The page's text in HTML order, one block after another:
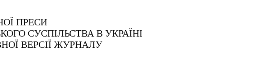
ПРЕСИ
СУСПІЛЬСТВА В УКРАЇНІ
ВЕРСІЇ ЖУРНАЛУ